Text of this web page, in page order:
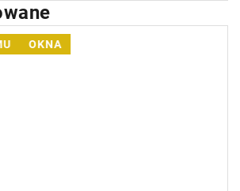
OKNA